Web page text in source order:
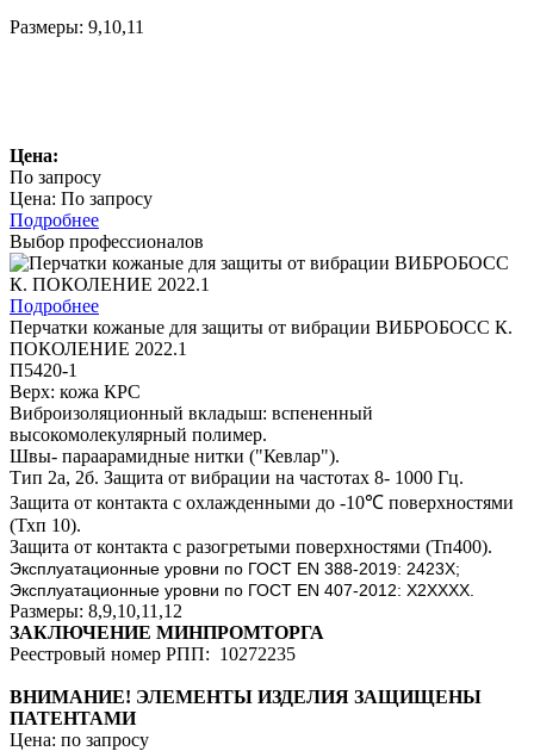
Размеры: 9,10,11
Цена:
По запросу
Цена: По запросу
Подробнее
Выбор профессионалов
Подробнее
Перчатки кожаные для защиты от вибрации ВИБРОБОСС К.
ПОКОЛЕНИЕ 2022.1
П5420-1
Верх: кожа КРС
Виброизоляционный вкладыш: вспененный
высокомолекулярный полимер.
Швы- параарамидные нитки ("Кевлар").
Тип 2а, 2б. Защита от вибрации на частотах 8- 1000 Гц.
Защита от контакта с охлажденными до -10℃ поверхностями
(Тхп 10).
Защита от контакта с разогретыми поверхностями (Тп400).
Эксплуатационные уровни по ГОСТ EN 388-2019: 2423Х;
Эксплуатационные уровни по ГОСТ EN 407-2012: Х2ХХХХ.
Размеры: 8,9,10,11,12
ЗАКЛЮЧЕНИЕ МИНПРОМТОРГА
Реестровый номер РПП: 10272235
ВНИМАНИЕ! ЭЛЕМЕНТЫ ИЗДЕЛИЯ ЗАЩИЩЕНЫ
ПАТЕНТАМИ
Цена: по запросу